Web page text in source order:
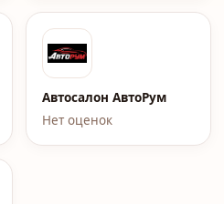
Автосалон АвтоРум
Нет оценок